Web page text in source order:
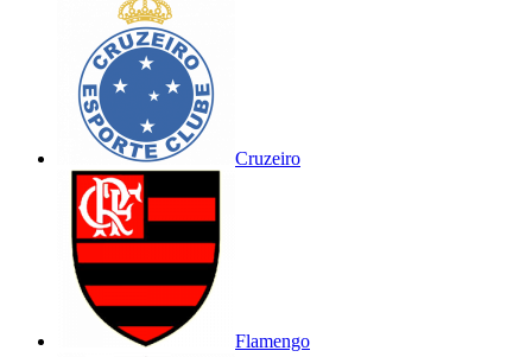
Cruzeiro
Flamengo